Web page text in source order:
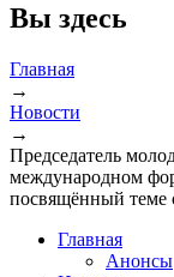
Вы здесь
Главная
→
Новости
→
Председатель
международном
посвящённый теме
Главная
Анонсы